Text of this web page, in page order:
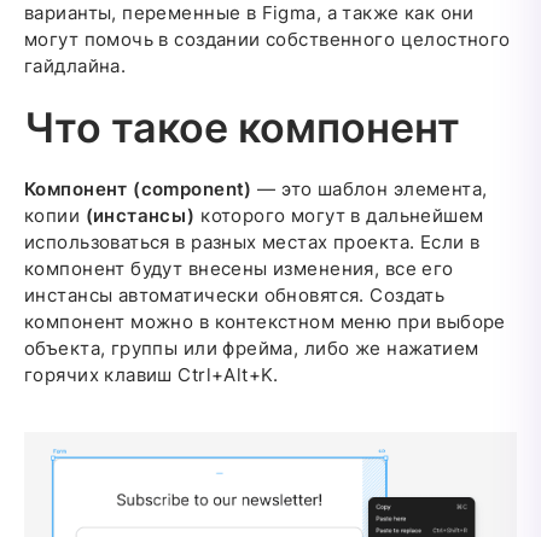
варианты, переменные в Figma, а также как они
могут помочь в создании собственного целостного
гайдлайна.
Что такое компонент
Компонент (component) — это шаблон элемента,
копии (инстансы) которого могут в дальнейшем
использоваться в разных местах проекта. Если в
компонент будут внесены изменения, все его
инстансы автоматически обновятся. Создать
компонент можно в контекстном меню при выборе
объекта, группы или фрейма, либо же нажатием
горячих клавиш Ctrl+Alt+K.